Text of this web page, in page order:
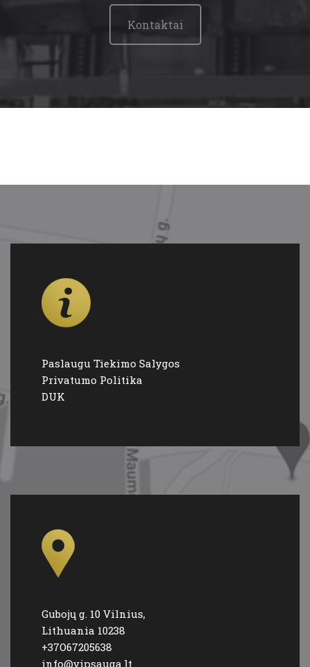
Kontaktai
Privatumo Politika
DUK
Lithuania 10238
+37O67205638
info@vipsauga.lt